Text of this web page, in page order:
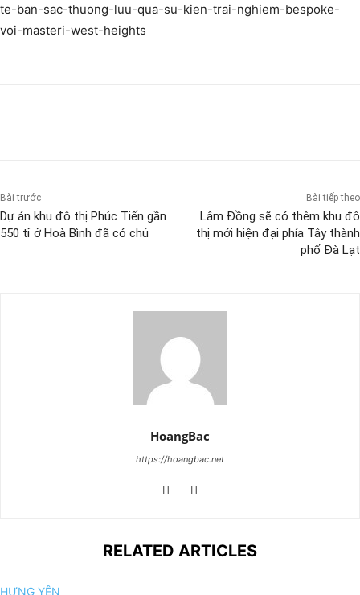
te-ban-sac-thuong-luu-qua-su-kien-trai-nghiem-bespoke-
voi-masteri-west-heights
Bài trước
Dự án khu đô thị Phúc Tiến gần
550 tỉ ở Hoà Bình đã có chủ
Bài tiếp theo
Lâm Đồng sẽ có thêm khu đô
thị mới hiện đại phía Tây thành
phố Đà Lạt
HoangBac
https://hoangbac.net
RELATED ARTICLES
HƯNG YÊN